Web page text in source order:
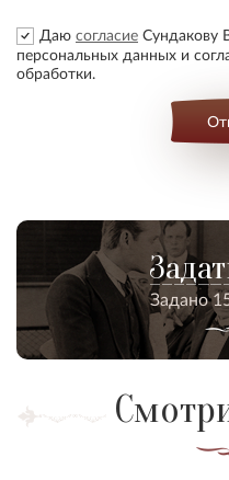
Даю согласие Сундакову
персональных данных и
обработки.
Задано